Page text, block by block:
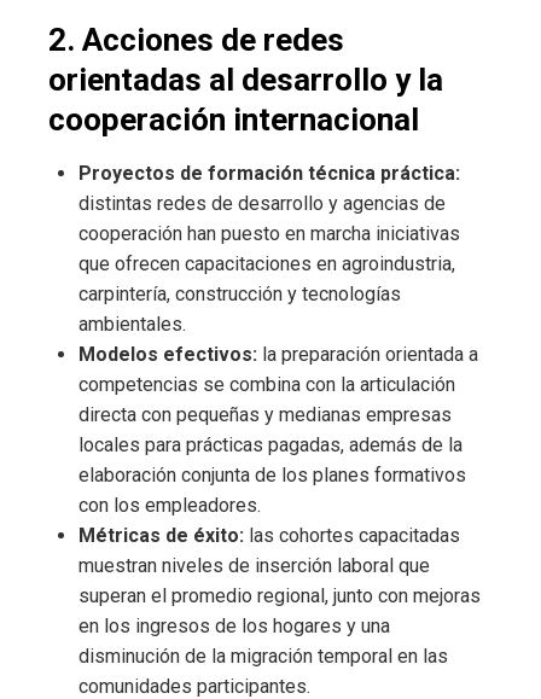
2. Acciones de redes
orientadas al desarrollo y la
cooperación internacional
Proyectos de formación técnica práctica:
distintas redes de desarrollo y agencias de
cooperación han puesto en marcha iniciativas
que ofrecen capacitaciones en agroindustria,
carpintería, construcción y tecnologías
ambientales.
Modelos efectivos: la preparación orientada a
competencias se combina con la articulación
directa con pequeñas y medianas empresas
locales para prácticas pagadas, además de la
elaboración conjunta de los planes formativos
con los empleadores.
Métricas de éxito: las cohortes capacitadas
muestran niveles de inserción laboral que
superan el promedio regional, junto con mejoras
en los ingresos de los hogares y una
disminución de la migración temporal en las
comunidades participantes.